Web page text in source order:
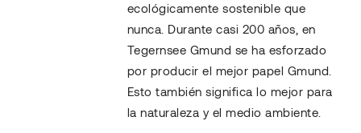
ecológicamente sostenible que
nunca. Durante casi 200 años, en
Tegernsee Gmund se ha esforzado
por producir el mejor papel Gmund.
Esto también significa lo mejor para
la naturaleza y el medio ambiente.